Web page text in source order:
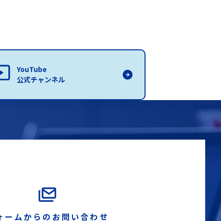
YouTube
公式チャンネル
ームからのお問い合わせ